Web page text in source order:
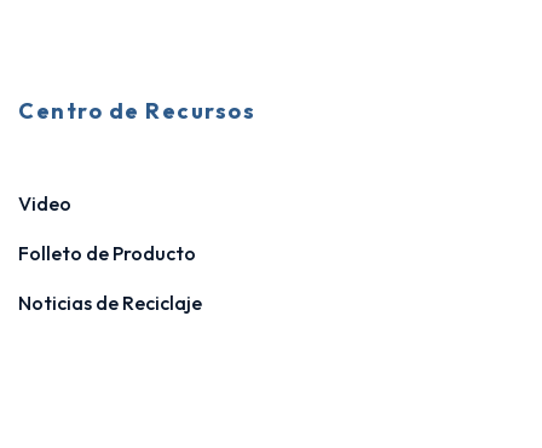
Centro de Recursos
Video
Folleto de Producto
Noticias de Reciclaje